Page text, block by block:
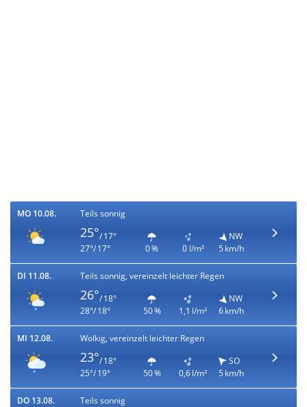
MO 10.08. Teils sonnig
25°/ 17°
27°/ 17°
0 % 0 l/m²
NW
5 km/h
DI 11.08. Teils sonnig, vereinzelt leichter Regen
26°/ 18°
28°/ 18°
50 % 1,1 l/m²
NW
6 km/h
MI 12.08. Wolkig, vereinzelt leichter Regen
23°/ 18°
25°/ 19°
50 % 0,6 l/m²
SO
5 km/h
DO 13.08. Teils sonnig